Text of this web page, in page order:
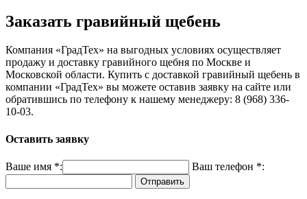
Заказать гравийный щебень
Компания «ГрадТех» на выгодных условиях осуществляет
продажу и доставку гравийного щебня по Москве и
Московской области. Купить с доставкой гравийный щебень в
компании «ГрадТех» вы можете оставив заявку на сайте или
обратившись по телефону к нашему менеджеру: 8 (968) 336-
10-03.
Оставить заявку
Ваше имя *: Ваш телефон *: